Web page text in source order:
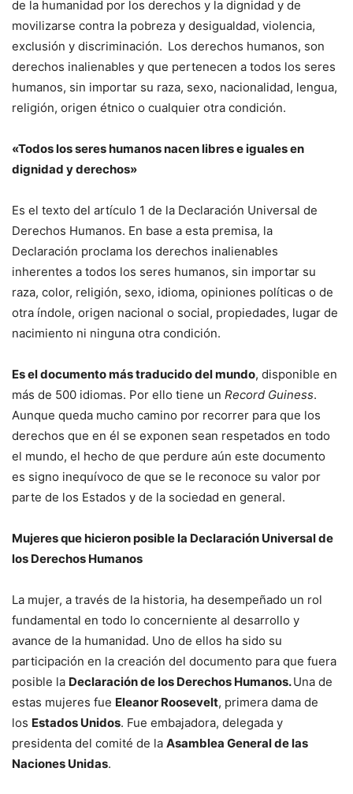
de la humanidad por los derechos y la dignidad y de
movilizarse contra la pobreza y desigualdad, violencia,
exclusión y discriminación. Los derechos humanos, son
derechos inalienables y que pertenecen a todos los seres
humanos, sin importar su raza, sexo, nacionalidad, lengua,
religión, origen étnico o cualquier otra condición.
«Todos los seres humanos nacen libres e iguales en
dignidad y derechos»
Es el texto del artículo 1 de la Declaración Universal de
Derechos Humanos. En base a esta premisa, la
Declaración proclama los derechos inalienables
inherentes a todos los seres humanos, sin importar su
raza, color, religión, sexo, idioma, opiniones políticas o de
otra índole, origen nacional o social, propiedades, lugar de
nacimiento ni ninguna otra condición.
Es el documento más traducido del mundo, disponible en
más de 500 idiomas. Por ello tiene un Record Guiness.
Aunque queda mucho camino por recorrer para que los
derechos que en él se exponen sean respetados en todo
el mundo, el hecho de que perdure aún este documento
es signo inequívoco de que se le reconoce su valor por
parte de los Estados y de la sociedad en general.
Mujeres que hicieron posible la Declaración Universal de
los Derechos Humanos
La mujer, a través de la historia, ha desempeñado un rol
fundamental en todo lo concerniente al desarrollo y
avance de la humanidad. Uno de ellos ha sido su
participación en la creación del documento para que fuera
posible la Declaración de los Derechos Humanos.Una de
estas mujeres fue Eleanor Roosevelt, primera dama de
los Estados Unidos. Fue embajadora, delegada y
presidenta del comité de la Asamblea General de las
Naciones Unidas.